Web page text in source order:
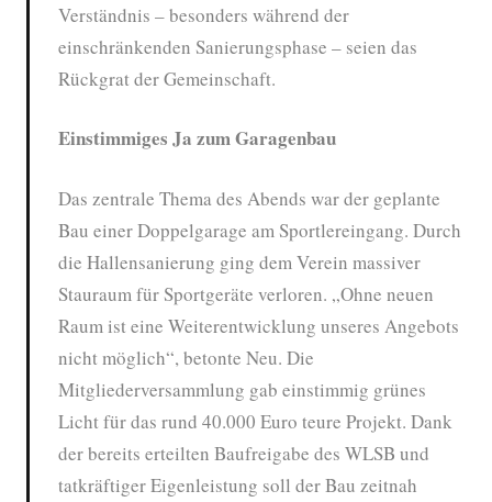
Verständnis – besonders während der
einschränkenden Sanierungsphase – seien das
Rückgrat der Gemeinschaft.
Einstimmiges Ja zum Garagenbau
Das zentrale Thema des Abends war der geplante
Bau einer Doppelgarage am Sportlereingang. Durch
die Hallensanierung ging dem Verein massiver
Stauraum für Sportgeräte verloren. „Ohne neuen
Raum ist eine Weiterentwicklung unseres Angebots
nicht möglich“, betonte Neu. Die
Mitgliederversammlung gab einstimmig grünes
Licht für das rund 40.000 Euro teure Projekt. Dank
der bereits erteilten Baufreigabe des WLSB und
tatkräftiger Eigenleistung soll der Bau zeitnah